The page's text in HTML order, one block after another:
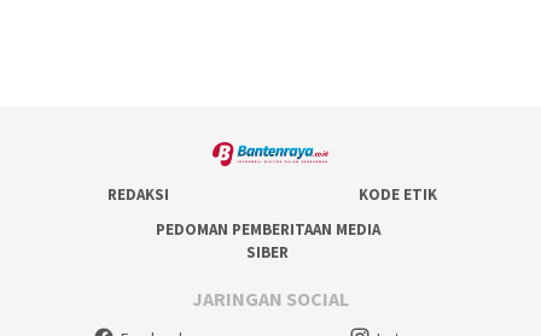
REDAKSI
KODE ETIK
PEDOMAN PEMBERITAAN MEDIA
SIBER
JARINGAN SOCIAL